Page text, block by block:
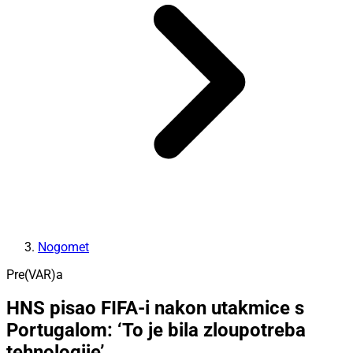
Nogomet
Pre(VAR)a
HNS pisao FIFA-i nakon utakmice s
Portugalom: ‘To je bila zloupotreba